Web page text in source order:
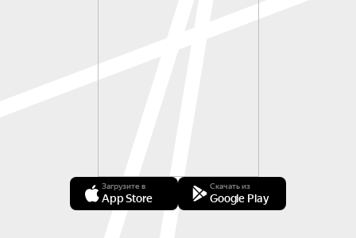
Загрузите в
App Store
Скачать из
Google Play